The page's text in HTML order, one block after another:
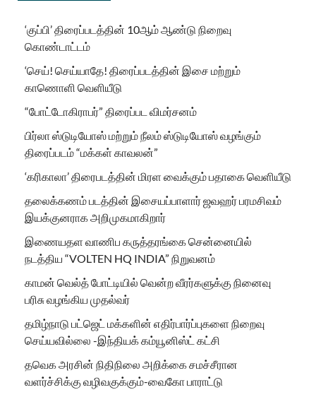
‘குப்பி’ திரைப்படத்தின் 10ஆம் ஆண்டு நிறைவு
கொண்டாட்டம்
‘செய்! செய்யாதே! திரைப்படத்தின் இசை மற்றும்
காணொளி வெளியீடு
“போட்டோகிராபர்” திரைப்பட விமர்சனம்
பிர்லா ஸ்டுடியோஸ் மற்றும் நீலம் ஸ்டுடியோஸ் வழங்கும்
திரைப்படம் “மக்கள் காவலன்”
‘கரிகாலா’ திரைபடத்தின் மிரள வைக்கும் பதாகை வெளியீடு
தலைக்கணம் படத்தின் இசையப்பாளார் ஜவஹர் பரமசிவம்
இயக்குனராக அறிமுகமாகிறார்
இணையதள வாணிப கருத்தரங்கை சென்னையில்
நடத்திய “VOLTEN HQ INDIA” நிறுவனம்
காமன் வெல்த் போட்டியில் வென்ற வீரர்களுக்கு நினைவு
பரிசு வழங்கிய முதல்வர்
தமிழ்நாடு பட்ஜெட் மக்களின் எதிர்பார்ப்புகளை நிறைவு
செய்யவில்லை -இந்தியக் கம்யூனிஸ்ட் கட்சி
தவெக அரசின் நிதிநிலை அறிக்கை சமச்சீரான
வளர்ச்சிக்கு வழிவகுக்கும்-வைகோ பாராட்டு